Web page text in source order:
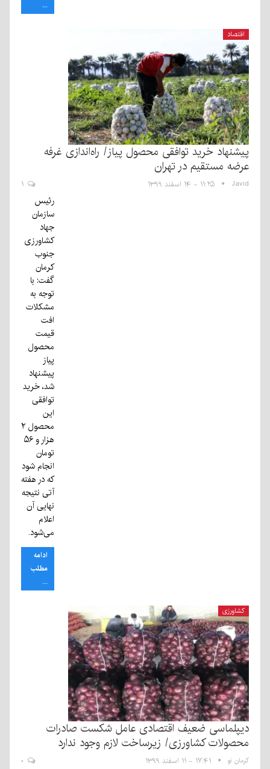
...
اقتصاد
پیشنهاد خرید توافقی محصول پیاز/ راه‌اندازی غرفه
عرضه مستقیم در تهران
Javid ۱۱:۲۵ - ۱۴ اسفند ۱۳۹۹
رئیس
سازمان
جهاد
کشاورزی
جنوب
کرمان
گفت: با
توجه به
مشکلات
افت
قیمت
محصول
پیاز
پیشنهاد
شد، خرید
توافقی
این
محصول ۲
هزار و ۵۶
تومان
انجام شود
که در هفته
آتی نتیجه
نهایی آن
اعلام
می‌شود.
ادامه
مطلب
...
کشاورزی
دیپلماسی ضعیف اقتصادی عامل شکست صادرات
محصولات کشاورزی/ زیرساخت‌ لازم وجود ندارد
کرمان نو ۱۷:۴۱ - ۱۱ اسفند ۱۳۹۹